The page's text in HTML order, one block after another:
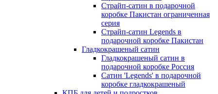
Страйп-сатин в подарочной
коробке Пакистан ограниченная
серия
Страйп-сатин Legends в
подарочной коробке Пакистан
Гладкокрашеный сатин
Гладкокрашеный сатин в
подарочной коробке Россия
Сатин 'Legends' в подарочной
коробке гладкокрашеный